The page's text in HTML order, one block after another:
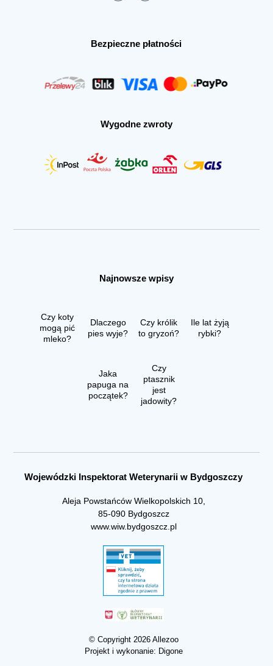
Bezpieczne płatności
Wygodne zwroty
Najnowsze wpisy
Czy koty
mogą pić
mleko?
Dlaczego
pies wyje?
Czy królik
to gryzoń?
Ile lat żyją
rybki?
Jaka
papuga na
początek?
Czy
ptasznik
jest
jadowity?
Wojewódzki Inspektorat Weterynarii w Bydgoszczy
Aleja Powstańców Wielkopolskich 10,
85-090 Bydgoszcz
www.wiw.bydgoszcz.pl
© Copyright 2026 Allezoo
Projekt i wykonanie: Digone